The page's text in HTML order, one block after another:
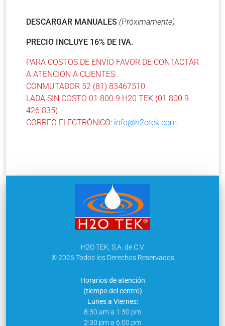
DESCARGAR MANUALES (Próximamente)
PRECIO INCLUYE 16% DE IVA.
PARA COSTOS DE ENVÍO FAVOR DE CONTACTAR
A ATENCIÓN A CLIENTES:
CONMUTADOR 52 (81) 83467510
LADA SIN COSTO 01 800 9 H20 TEK (01 800 9
426 835)
CORREO ELECTRÓNICO: info@h2otek.com
H2O TEK, S.A. de C.V.
® 2026 Todos los Derechos Reservados
Horarios de atención
(tiempo del centro)
Lunes a Viernes:
8:30 am a 1:30 pm
2:30 pm a 6:00 pm